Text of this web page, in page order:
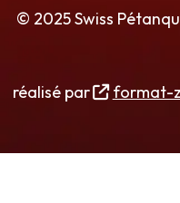
© 2025 Swiss
réalisé par format-z